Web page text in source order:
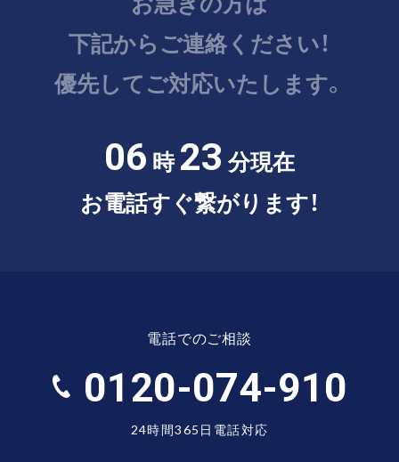
下記からご連絡ください！
優先してご対応いたします。
06 時23 分現在
お電話すぐ繋がります！
電話でのご相談
0120-074-910
24時間365日電話対応